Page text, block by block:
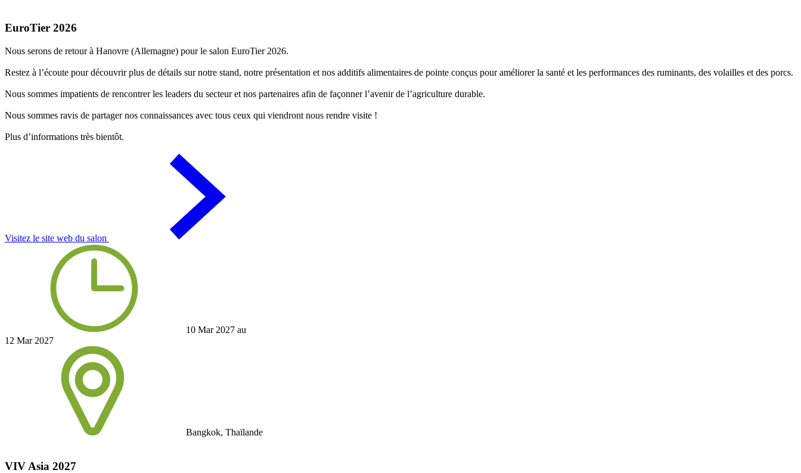
EuroTier 2026
Nous serons de retour à Hanovre (Allemagne) pour le salon EuroTier 2026.
Restez à l’écoute pour découvrir plus de détails sur notre stand, notre présentation et nos additifs alimentaires de pointe conçus pour améliorer la santé et les performances des ruminants, des volailles et des porcs.
Nous sommes impatients de rencontrer les leaders du secteur et nos partenaires afin de façonner l’avenir de l’agriculture durable.
Nous sommes ravis de partager nos connaissances avec tous ceux qui viendront nous rendre visite !
Plus d’informations très bientôt.
Visitez le site web du salon
10 Mar 2027 au
12 Mar 2027
Bangkok, Thaïlande
VIV Asia 2027